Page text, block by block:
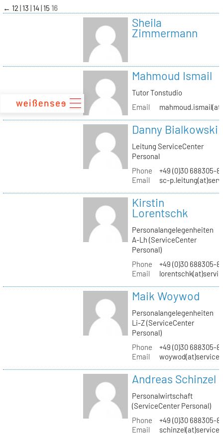
zum
Inhalt
← 12 13 14 15 16
Sheila
Zimmermann
Mahmoud Ismail
Tutor Tonstudio
Email
Danny Bialkowski
Leitung ServiceCenter
Personal
Phone
+49 (0)30 688305-
Email
sc-
Kirstin
Lorentschk
Personalangelegenheiten
A-Lh (ServiceCenter
Personal)
Phone
+49 (0)30 688305-
Email
Maik Woywod
Personalangelegenheiten
Li-Z (ServiceCenter
Personal)
Phone
+49 (0)30 688305-
Email
Andreas Schinzel
Personalwirtschaft
(ServiceCenter Personal)
Phone
+49 (0)30 688305-
Email